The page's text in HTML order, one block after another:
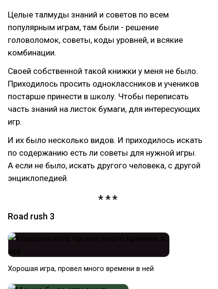
Целые талмуды знаний и советов по всем
популярным играм, там были - решение
головоломок, советы, коды уровней, и всякие
комбинации.
Своей собственной такой книжки у меня не было.
Приходилось просить одноклассников и учеников
постарше принести в школу. Чтобы переписать
часть знаний на листок бумаги, для интересующих
игр.
И их было несколько видов. И приходилось искать
по содержанию есть ли советы для нужной игры.
А если не было, искать другого человека, с другой
энциклопедией.
Road rush 3
Хорошая игра, провел много времени в ней